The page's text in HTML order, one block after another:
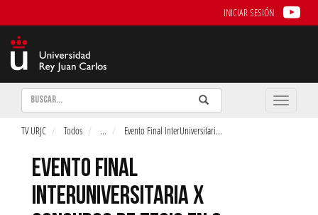
INICIAR SESIÓN
Buscar Enviar
Buscar
Toggle
TV URJC Todos ... Evento Final InterUniversitari...
EVENTO FINAL
INTERUNIVERSITARIA X